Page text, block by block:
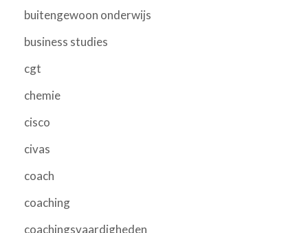
buitengewoon onderwijs
business studies
cgt
chemie
cisco
civas
coach
coaching
coachingsvaardigheden